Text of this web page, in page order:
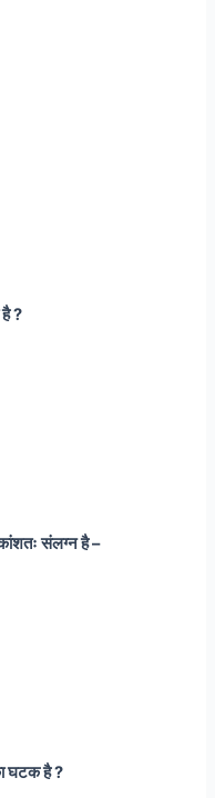
?
संलग्न है –
घटक है ?